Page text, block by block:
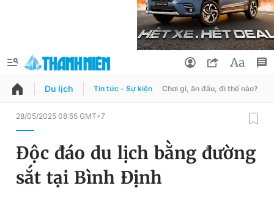
QUẢNG CÁO
Chuyên mục
Đổi mật khẩu
Tin đã lưu
Du lịch Tin tức - Sự kiện Chơi gì, ăn đâu, đi thế nào?
28/05/2025 08:55 GMT+7
Độc đáo du lịch bằng đường
sắt tại Bình Định